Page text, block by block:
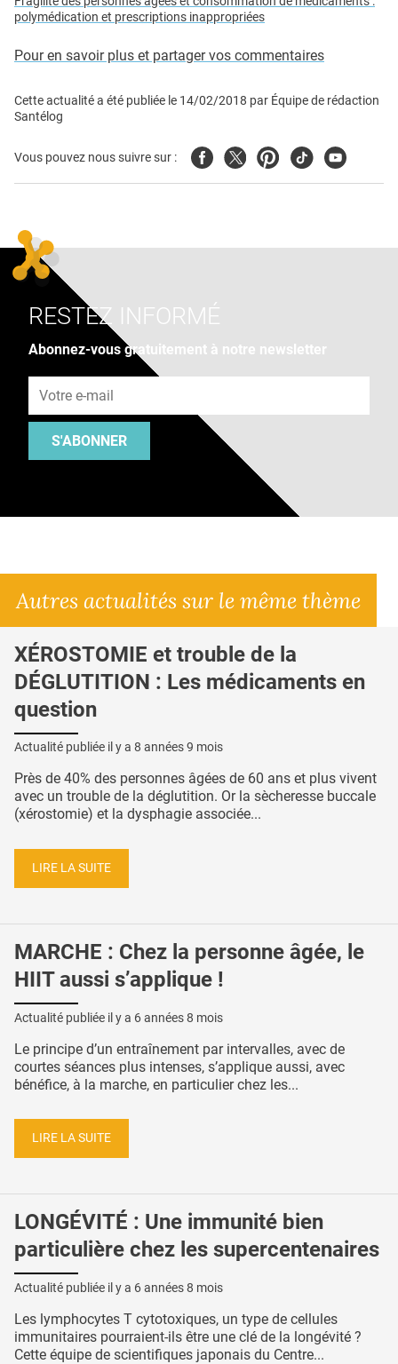
polymédication et prescriptions inappropriées
Pour en savoir plus et partager vos commentaires
Cette actualité a été publiée le 14/02/2018 par Équipe de rédaction
Santélog
Vous pouvez nous suivre sur : FacebookTwitterPinterest
TiktokYoutube
RESTEZ INFORMÉ
Abonnez-vous gratuitement à notre newsletter
S'ABONNER
Autres actualités sur le même thème
XÉROSTOMIE et trouble de la
DÉGLUTITION : Les médicaments en
question
Actualité publiée il y a 8 années 9 mois
Près de 40% des personnes âgées de 60 ans et plus vivent
avec un trouble de la déglutition. Or la sècheresse buccale
(xérostomie) et la dysphagie associée...
LIRE LA SUITE
MARCHE : Chez la personne âgée, le
HIIT aussi s’applique !
Actualité publiée il y a 6 années 8 mois
Le principe d’un entraînement par intervalles, avec de
courtes séances plus intenses, s’applique aussi, avec
bénéfice, à la marche, en particulier chez les...
LIRE LA SUITE
LONGÉVITÉ : Une immunité bien
particulière chez les supercentenaires
Actualité publiée il y a 6 années 8 mois
Les lymphocytes T cytotoxiques, un type de cellules
immunitaires pourraient-ils être une clé de la longévité ?
Cette équipe de scientifiques japonais du Centre...